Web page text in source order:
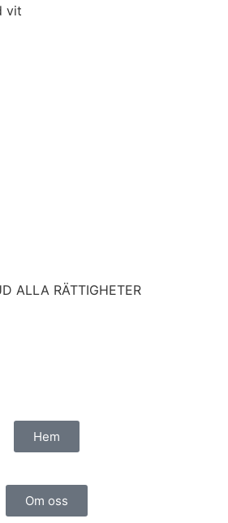
ALLA RÄTTIGHETER
Hem
Om oss